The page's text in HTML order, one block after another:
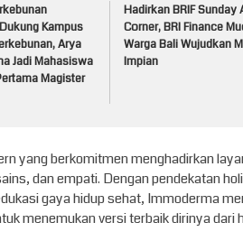
Kampus
Arya
Jadi Mahasiswa
Magister
Hadirkan BRIF Sunday
Corner, BRI Finance
Warga Bali Wujudkan
Impian
yang berkomitmen menghadirkan
dan empati. Dengan pendekatan
gaya hidup sehat, Immoderma
menemukan versi terbaik dirinya dari